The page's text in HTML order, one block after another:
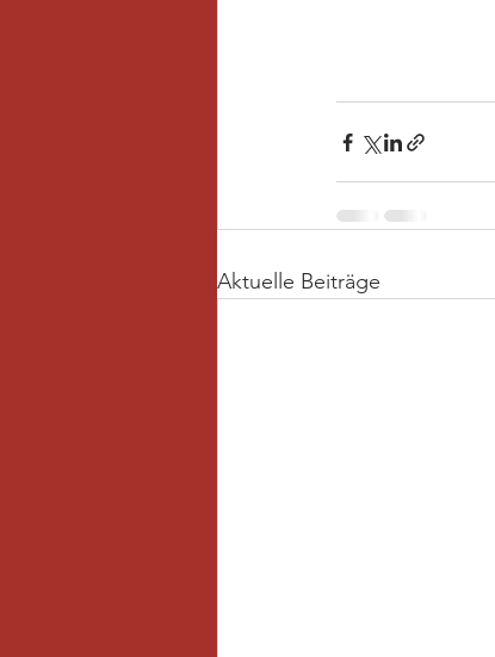
Aktuelle Beiträge